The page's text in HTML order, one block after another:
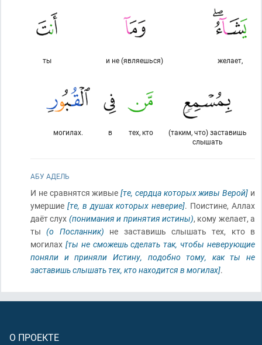
желает,
и не (являешься)
ты
(таким, что) заставишь
слышать
тех, кто
в
могилах.
АБУ АДЕЛЬ
И не сравнятся живые[те, сердца которых живы Верой] и
умершие [те, в душах которых неверие]. Поистине, Аллах
даёт слух (понимания и принятия истины), кому желает, а
ты(о Посланник) не заставишь слышать тех, кто в
могилах [ты не сможешь сделать так, чтобы неверующие
поняли и приняли Истину, подобно тому, как ты не
заставишь слышать тех, кто находится в могилах].
О ПРОЕКТЕ